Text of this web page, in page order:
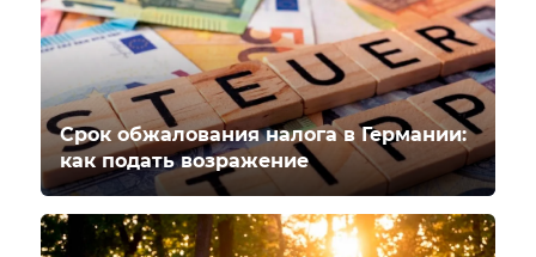
Срок обжалования налога в Германии:
как подать возражение